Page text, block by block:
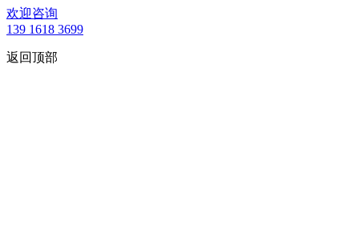
欢迎咨询
139 1618 3699
返回顶部